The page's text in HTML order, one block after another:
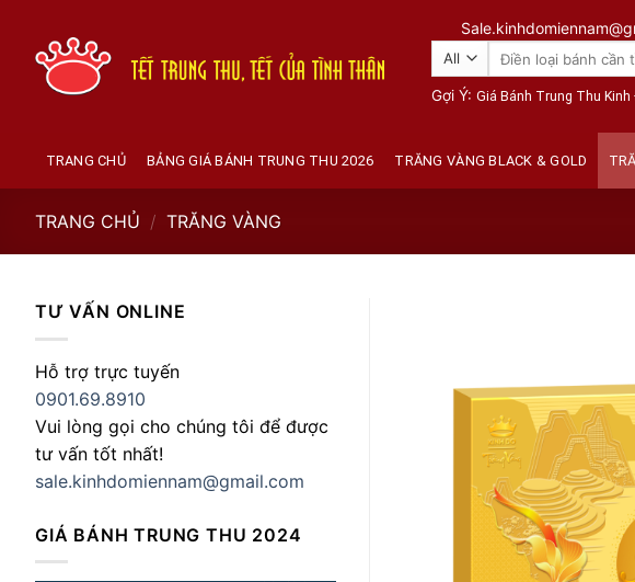
content
Gợi Ý: Giá Bánh Trung Thu
TRANG CHỦ BẢNG GIÁ BÁNH TRUNG THU 2026 TRĂNG VÀNG BLACK & GOLD
TRANG CHỦ / TRĂNG VÀNG
TƯ VẤN ONLINE
Hỗ trợ trực tuyến
0901.69.8910
Vui lòng gọi cho chúng tôi để được
tư vấn tốt nhất!
sale.kinhdomiennam@gmail.com
GIÁ BÁNH TRUNG THU 2024